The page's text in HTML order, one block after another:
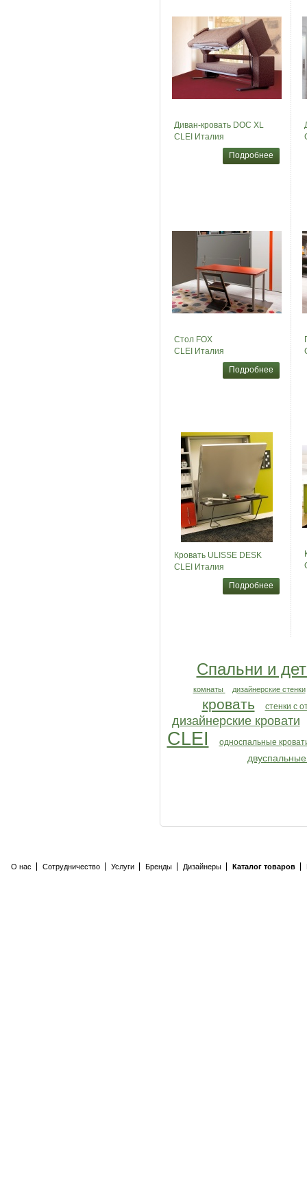
Диван-кровать DOC XL
CLEI Италия
Подробнее
Стол FOX
CLEI Италия
Подробнее
Кровать ULISSE DESK
CLEI Италия
Подробнее
Спальни и
комнаты дизайнерские стенки
кровать стенки с
дизайнерские кровати
CLEI односпальные
О нас Сотрудничество Услуги Бренды Дизайнеры Каталог товаров